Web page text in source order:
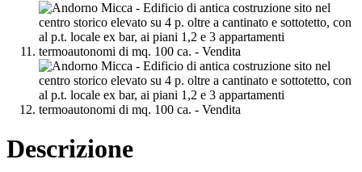
Descrizione